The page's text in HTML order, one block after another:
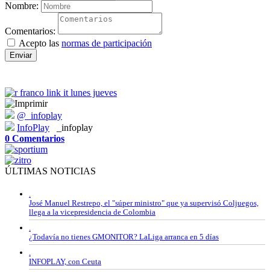
Nombre:
Comentarios:
Acepto las normas de participación
Enviar
@_infoplay
InfoPlay _infoplay
0 Comentarios
ÚLTIMAS NOTICIAS
.
José Manuel Restrepo, el "súper ministro" que ya supervisó Coljuegos,
llega a la vicepresidencia de Colombia
.
¿Todavía no tienes GMONITOR? LaLiga arranca en 5 días
.
INFOPLAY, con Ceuta